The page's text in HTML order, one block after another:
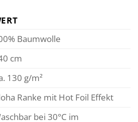
Baumwolle
cm
130 g/m²
Ranke mit Hot Foil Effekt
bei 30°C im